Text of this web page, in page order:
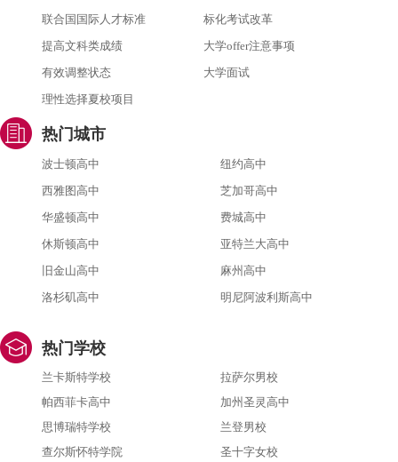
联合国国际人才标准
标化考试改革
提高文科类成绩
大学offer注意事项
有效调整状态
大学面试
理性选择夏校项目
热门城市
波士顿高中
纽约高中
西雅图高中
芝加哥高中
华盛顿高中
费城高中
休斯顿高中
亚特兰大高中
旧金山高中
麻州高中
洛杉矶高中
明尼阿波利斯高中
热门学校
兰卡斯特学校
拉萨尔男校
帕西菲卡高中
加州圣灵高中
思博瑞特学校
兰登男校
查尔斯怀特学院
圣十字女校